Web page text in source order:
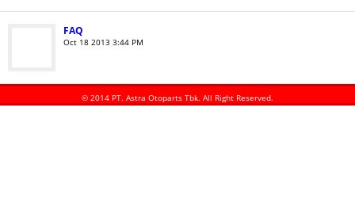
FAQ
Oct 18 2013 3:44 PM
© 2014 PT. Astra Otoparts Tbk. All Right Reserved.